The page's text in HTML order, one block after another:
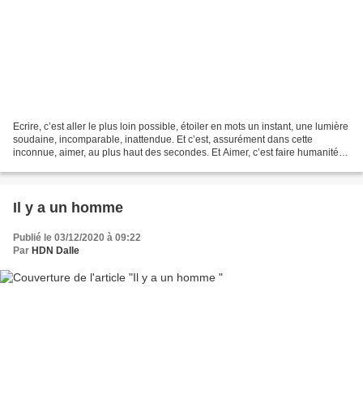
Ecrire, c’est aller le plus loin possible, étoiler en mots un instant, une lumière
soudaine, incomparable, inattendue. Et c’est, assurément dans cette
inconnue, aimer, au plus haut des secondes. Et Aimer, c’est faire humanité.
Il y a un homme
Publié le 03/12/2020 à 09:22
Par HDN Dalle